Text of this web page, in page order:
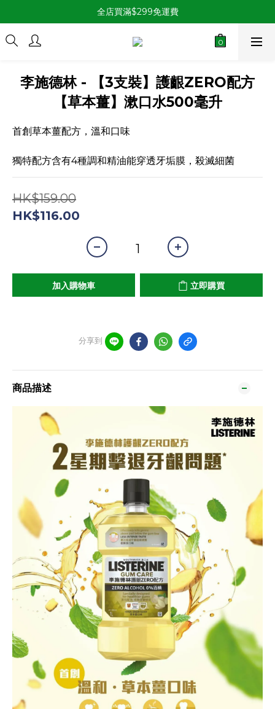
全店買滿$299免運費
李施德林 - 【3支裝】護齦ZERO配方
【草本薑】漱口水500毫升
首創草本薑配方，溫和口味
獨特配方含有4種調和精油能穿透牙垢膜，殺滅細菌
HK$159.00
HK$116.00
加入購物車 立即購買
分享到
商品描述